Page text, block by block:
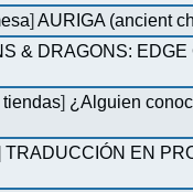
]AURIGA (ancient
& DRAGONS:
tiendas] ¿Alguien
TRADUCCIÓN EN